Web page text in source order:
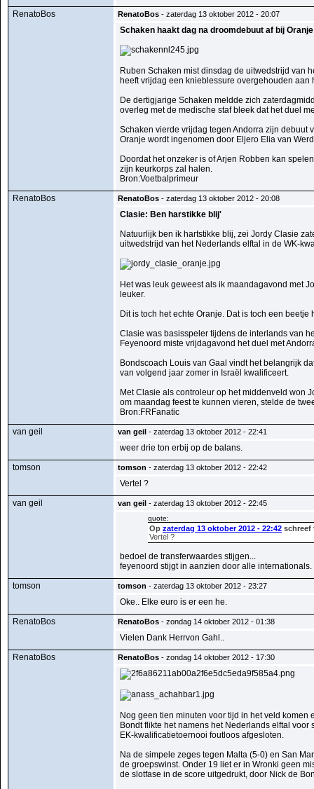
RenatoBos
RenatoBos - zaterdag 13 oktober 2012 - 20:07
Schaken haakt dag na droomdebuut af bij Oranje
Ruben Schaken mist dinsdag de uitwedstrijd van
heeft vrijdag een knieblessure overgehouden aan
De dertigjarige Schaken meldde zich
overleg met de medische staf bleek dat het duel
Schaken vierde vrijdag tegen Andorra zijn debuut
Oranje wordt ingenomen door Eljero Elia van
Doordat het onzeker is of Arjen Robben kan
zijn keurkorps zal halen.
Bron:Voetbalprimeur
RenatoBos
RenatoBos - zaterdag 13 oktober 2012 - 20:08
Clasie: Ben harstikke blij'
Natuurlijk ben ik hartstikke blij, zei Jordy Clasie
uitwedstrijd van het Nederlands elftal in de WK-
Het was leuk geweest als ik maandagavond met
leuker.
Dit is toch het echte Oranje. Dat is toch een beetje
Clasie was basisspeler tijdens de interlands van
Feyenoord miste vrijdagavond het duel met
Bondscoach Louis van Gaal vindt het belangrijk
van volgend jaar zomer in Israël kwalificeert.
Met Clasie als controleur op het middenveld won
om maandag feest te kunnen vieren, stelde de
Bron:FRFanatic
van geil
van geil - zaterdag 13 oktober 2012 - 22:41
weer drie ton erbij op de balans.
tomson
tomson - zaterdag 13 oktober 2012 - 22:42
Vertel ?
van geil
van geil - zaterdag 13 oktober 2012 - 22:45
quote:
Op zaterdag 13 oktober 2012 - 22:42 schreef
Vertel ?
bedoel de transferwaardes stijgen...
feyenoord stijgt in aanzien door alle internationals.
tomson
tomson - zaterdag 13 oktober 2012 - 23:27
Oke.. Elke euro is er een he.
RenatoBos
RenatoBos - zondag 14 oktober 2012 - 01:38
Vielen Dank Herrvon Gahl..
RenatoBos
RenatoBos - zondag 14 oktober 2012 - 17:30
Nog geen tien minuten voor tijd in het veld
Bondt flikte het namens het Nederlands elftal
EK-kwalificatietoernooi foutloos afgesloten.
Na de simpele zeges tegen Malta (5-0) en San
de groepswinst. Onder 19 liet er in Wronki geen
de slotfase in de score uitgedrukt, door Nick de